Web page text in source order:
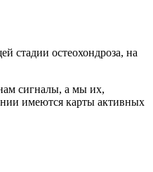
стадии остеохондроза, на
сигналы, а мы их,
имеются карты активных